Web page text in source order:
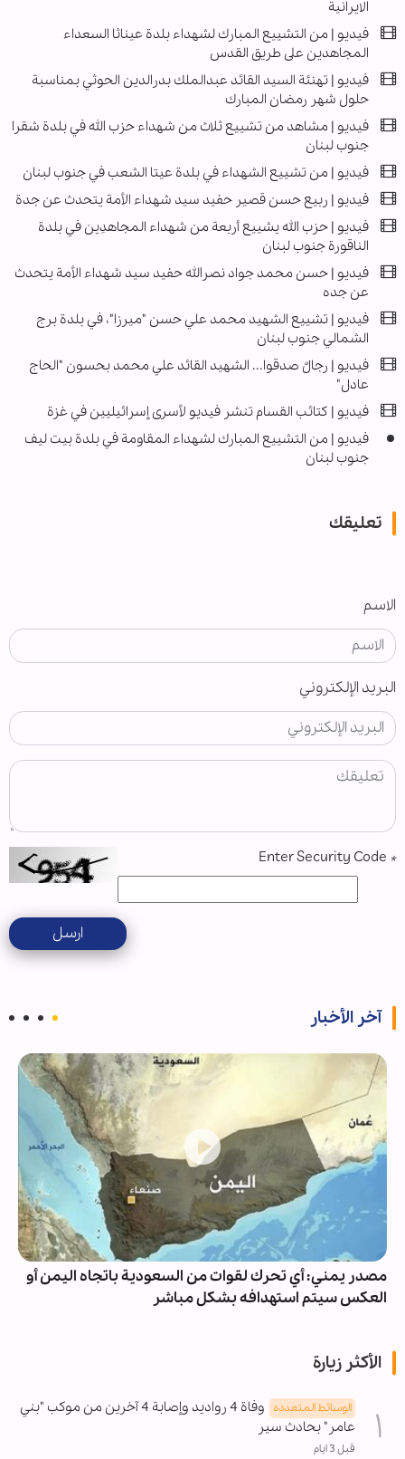
الايرانية
فيديو | من التشييع المبارك لشهداء بلدة عيناثا السعداء
المجاهدين على طريق القدس
فيديو | تهنئة السيد القائد عبدالملك بدرالدين الحوثي بمناسبة
حلول شهر رمضان المبارك
فيديو | مشاهد من تشييع ثلاث من شهداء حزب الله في بلدة شقرا
جنوب لبنان
فيديو | من تشييع الشهداء في بلدة عيتا الشعب في جنوب لبنان
فيديو | ربيع حسن قصير حفيد سيد شهداء الأمة يتحدث عن جدة
فيديو | حزب الله يشييع أربعة من شهداء المجاهدِين في بلدة
الناقورة جنوب لبنان
فيديو | حسن محمد جواد نصرالله حفيد سيد شهداء الأمة يتحدث
عن جده
فيديو | تشييع الشهيد محمد علي حسن "ميرزا"، في بلدة برج
الشمالي جنوب لبنان
فيديو | رجالٌ صدقوا... الشهيد القائد علي محمد بحسون "الحاج
عادل"
فيديو | كتائب القسام تنشر فيديو لأسرى إسرائيليين في غزة
فيديو | من التشييع المبارك لشهداء المقاومة في بلدة بيت ليف
جنوب لبنان
تعليقك
الاسم
البريد الإلكتروني
*
ارسل
آخر الأخبار
مصدر يمني: أي تحرك لقوات من السعودية باتجاه اليمن أو
العكس سيتم استهدافه بشكل مباشر
الأكثر زيارة
الوسائط المتعدده
وفاة 4 رواديد وإصابة 4 آخرين من موكب "بني
عامر" بحادث سير
قبل 3 ايام